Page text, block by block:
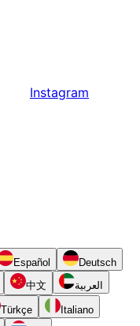
Instagram
Español
Deutsch
中文 العربية
Türkçe
Italiano